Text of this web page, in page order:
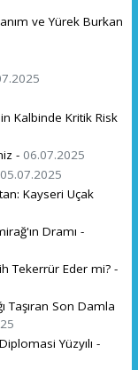
ve Yürek Burkan
Kalbinde Kritik Risk
- 06.07.2025
05.07.2025
Kayseri Uçak
Dramı -
Tekerrür Eder mi? -
Taşıran Son Damla
Yüzyılı -